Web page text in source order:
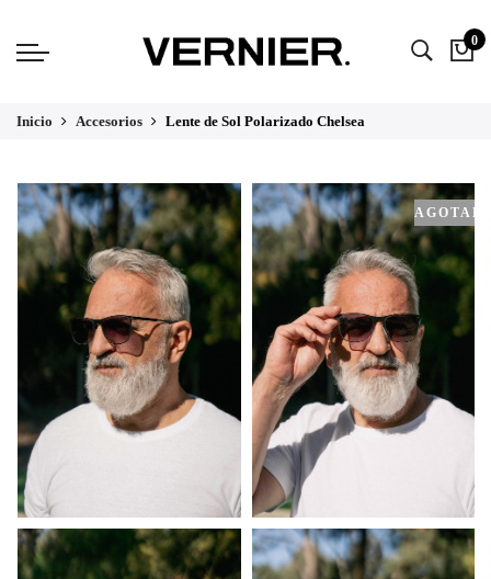
0
Inicio Accesorios Lente de Sol Polarizado Chelsea